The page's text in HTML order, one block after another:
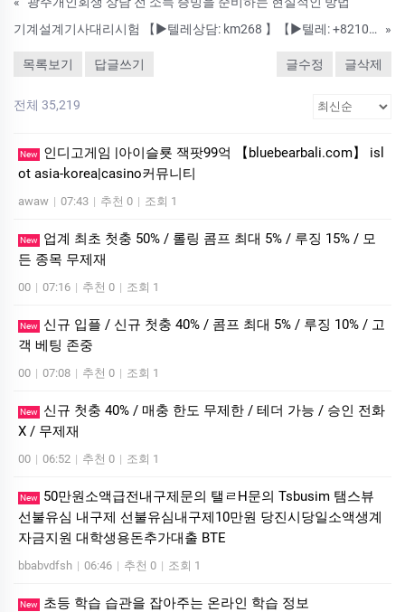
기계설계기사대리시험 【▶텔레상담: km268 】【▶텔레: +8210-2452-9789】국가기술자격증대리시험 텝스대리시험 토익대리시험 24시간 친절상담!! ➤안전보장-합격보장 ➤이미접수하셨어도 상담진행가능합니다. #자격증대리
»
목록보기 답글쓰기 글수정 글삭제
전체 35,219
New
인디­고게임 |아이슬룟 잭­팟99억 【bluebearbali.com】 is­l
ot asia-korea|casino커뮤니티
awaw | 07:43 | 추천 0 | 조회 1
New
업계 최초 첫충 50% / 롤링 콤프 최대 5% / 루징 15% / 모
든 종목 무제재
00 | 07:16 | 추천 0 | 조회 1
New
신규 입플 / 신규 첫충 40% / 콤프 최대 5% / 루징 10% / 고
객 베팅 존중
00 | 07:08 | 추천 0 | 조회 1
New
신규 첫충 40% / 매충 한도 무제한 / 테더 가능 / 승인 전화
X / 무제재
00 | 06:52 | 추천 0 | 조회 1
New
50만원소액급전내구제문의 탤ㄹH문의 Tsbusim 탬스뷰
선불유심 내구제 선불유심내구제10만원 당진시당일소액생계
자금지원 대학생용돈추가대출 BTE
bbabvdfsh | 06:46 | 추천 0 | 조회 1
New 초등 학습 습관을 잡아주는 온라인 학습 정보